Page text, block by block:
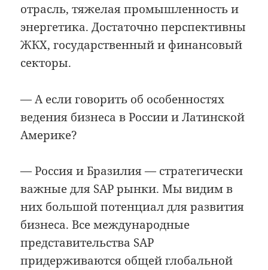
отрасль, тяжелая промышленность и
энергетика. Достаточно перспективны
ЖКХ, государственный и финансовый
секторы.
— А если говорить об особенностях
ведения бизнеса в России и Латинской
Америке?
— Россия и Бразилия — стратегически
важные для SAP рынки. Мы видим в
них большой потенциал для развития
бизнеса. Все международные
представительства SAP
придерживаются общей глобальной